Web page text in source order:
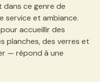
dans ce genre de
service et ambiance.
accueillir des
planches, des verres et
— répond à une